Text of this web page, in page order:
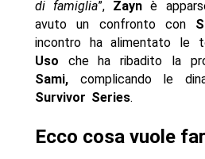
di famiglia”, Zayn è
avuto un confronto con
incontro ha alimentato le
Uso che ha ribadito la
Sami,complicando le
Survivor Series.
Ecco cosa vuole